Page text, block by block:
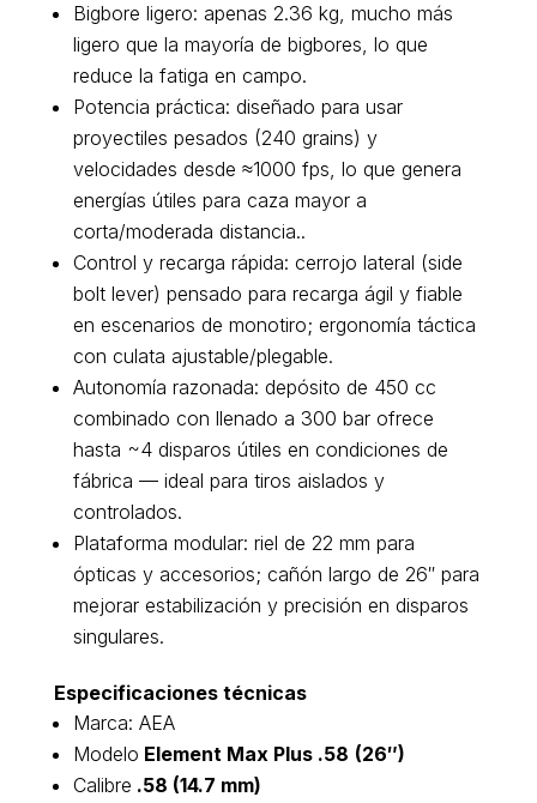
Bigbore ligero: apenas 2.36 kg, mucho más
ligero que la mayoría de bigbores, lo que
reduce la fatiga en campo.
Potencia práctica: diseñado para usar
proyectiles pesados (240 grains) y
velocidades desde ≈1000 fps, lo que genera
energías útiles para caza mayor a
corta/moderada distancia..
Control y recarga rápida: cerrojo lateral (side
bolt lever) pensado para recarga ágil y fiable
en escenarios de monotiro; ergonomía táctica
con culata ajustable/plegable.
Autonomía razonada: depósito de 450 cc
combinado con llenado a 300 bar ofrece
hasta ~4 disparos útiles en condiciones de
fábrica — ideal para tiros aislados y
controlados.
Plataforma modular: riel de 22 mm para
ópticas y accesorios; cañón largo de 26″ para
mejorar estabilización y precisión en disparos
singulares.
Especificaciones técnicas
Marca: AEA
Modelo Element Max Plus .58 (26″)
Calibre .58 (14.7 mm)